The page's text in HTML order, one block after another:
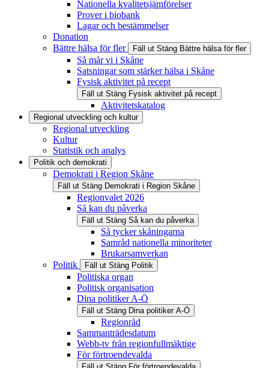
Nationella kvalitetsjämförelser
Prover i biobank
Lagar och bestämmelser
Donation
Bättre hälsa för fler
Fäll ut Stäng Bättre hälsa för fler
Så mår vi i Skåne
Satsningar som stärker hälsa i Skåne
Fysisk aktivitet på recept
Fäll ut Stäng Fysisk aktivitet på recept
Aktivitetskatalog
Regional utveckling och kultur
Regional utveckling
Kultur
Statistik och analys
Politik och demokrati
Demokrati i Region Skåne
Fäll ut Stäng Demokrati i Region Skåne
Regionvalet 2026
Så kan du påverka
Fäll ut Stäng Så kan du påverka
Så tycker skåningarna
Samråd nationella minoriteter
Brukarsamverkan
Politik
Fäll ut Stäng Politik
Politiska organ
Politisk organisation
Dina politiker A-Ö
Fäll ut Stäng Dina politiker A-Ö
Regionråd
Sammanträdesdatum
Webb-tv från regionfullmäktige
För förtroendevalda